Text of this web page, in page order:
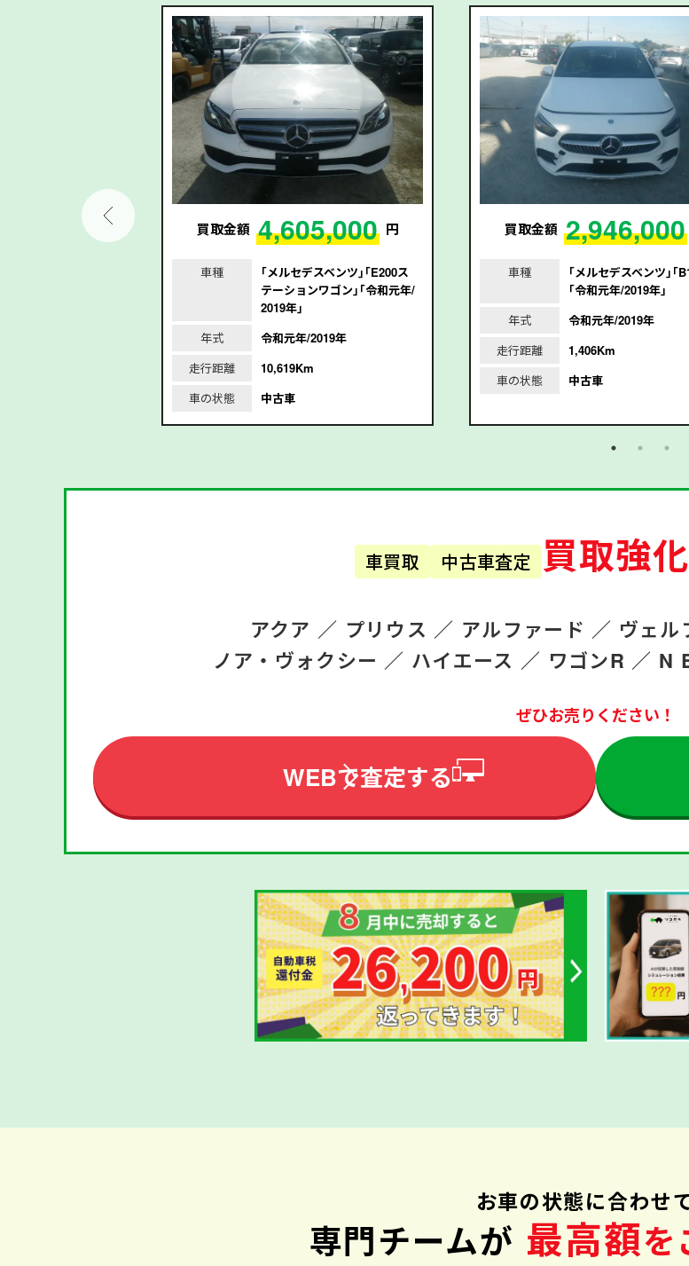
円 買取金額 4,605,000 円
車種
｢メルセデスベンツ｣｢E200ス
テーションワゴン｣｢令和元年/
2019年｣
年式
令和元年/2019年
走行距離
10,619Km
車の状態
中古車
買取金額 2,946,000
車種
｢メルセデスベンツ｣｢
｢令和元年/2019年｣
年式
令和元年/2019年
走行距離
1,406Km
車の状態
中古車
車買取 中古車査定 買取強
アクア ／ プリウス ／ アルファード ／ ヴェル
ノア・ヴォクシー ／ ハイエース ／ ワゴンR ／ N
ぜひお売りください！
WEBで査定する
お車の状態に合わせて
専門チームが 最高額を